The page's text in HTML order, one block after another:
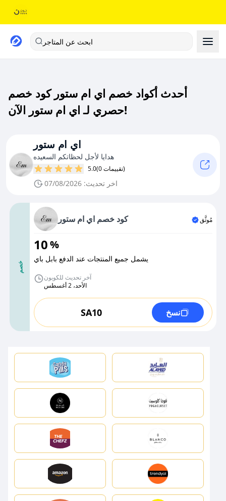
ابحث عن المتاجر
أحدث أكواد خصم اي ام ستور كود خصم
حصري لـ اي ام ستور الآن!
اي ام ستور
هدايا لأجل لحظاتكم السعيده
5.0 (0 تقييمات)
اخر تحديث: 07/08/2026
خصم
كود خصم اي ام ستور مُوثَّق
10%
يشمل جميع المنتجات عند الدفع بابل باي
آخر تحديث للكوبون
الأحد، 2 أغسطس
SA10 نسخ